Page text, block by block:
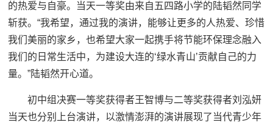
的热爱与自豪。当天一等奖由来自五四路小学的陆韬然同学
斩获。“我希望，通过我的演讲，能够让更多的人热爱、珍惜
我们美丽的家乡，也希望大家一起携手将节能环保理念融入
我们的日常生活中，为建设大连的‘绿水青山’贡献自己的力
量。”陆韬然开心道。
初中组决赛一等奖获得者王智博与二等奖获得者刘泓妍
当天也分别上台演讲，以激情澎湃的演讲展现了当代青少年